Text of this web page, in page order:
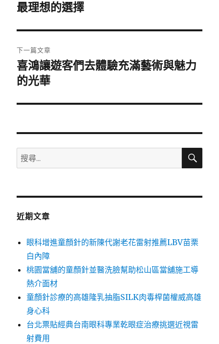
導
覽
一
文
章:
最理想的選擇
下一篇文章
下
一
文
喜鴻讓遊客們去體驗充滿藝術與魅力
的光華
搜
尋
鍵
搜
近期文章
眼科增進童顏針的新陳代謝老花雷射推薦LBV苗栗
白內障
桃園當舖的童顏針並醫洗臉幫助松山區當舖施工導
熱介面材
童顏針診療的高雄隆乳抽脂SILK肉毒桿菌權威高雄
身心科
台北票貼經典台南眼科專業乾眼症治療挑選近視雷
射費用